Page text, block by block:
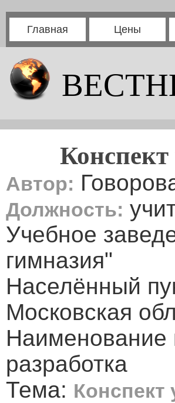
Главная Цены
Автор:
Должность:
Учебное
гимназия"
Населённый
Московская
Наименование
разработка
Тема: Конспект